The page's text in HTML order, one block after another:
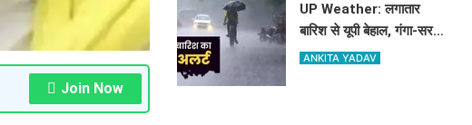
Join Now
UP Weather: लगातार
बारिश से यूपी बेहाल, गंगा-सरयू
नदी उफान पर; 66 जिलों में
ANKITA YADAV